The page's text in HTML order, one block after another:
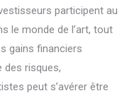
participent au
le monde de l’art, tout
gains financiers
des risques,
peut s’avérer être